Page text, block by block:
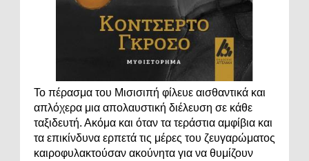
Το πέρασμα του Μισισιπή φίλευε αισθαντικά και
απλόχερα μια απολαυστική διέλευση σε κάθε
ταξιδευτή. Ακόμα και όταν τα τεράστια αμφίβια και
τα επικίνδυνα ερπετά τις μέρες του ζευγαρώματος
καιροφυλακτούσαν ακούνητα για να θυμίζουν